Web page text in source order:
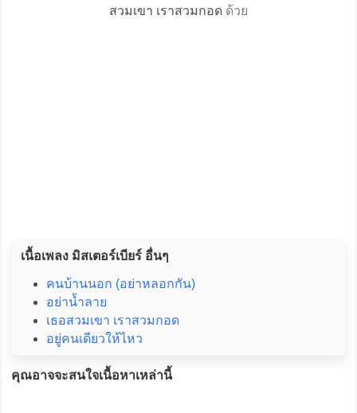
สวมเขา เราสวมกอด ด้วย
เนื้อเพลง มิสเตอร์เบียร์ อื่นๆ
คนบ้านนอก (อย่าหลอกกัน)
อย่าน้ำลาย
เธอสวมเขา เราสวมกอด
อยู่คนเดียวให้ไหว
คุณอาจจะสนใจเนื้อหาเหล่านี้